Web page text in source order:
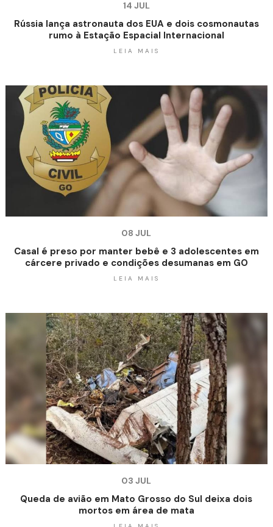
14 JUL
Rússia lança astronauta dos EUA e dois cosmonautas
rumo à Estação Espacial Internacional
LEIA MAIS
08 JUL
Casal é preso por manter bebê e 3 adolescentes em
cárcere privado e condições desumanas em GO
LEIA MAIS
03 JUL
Queda de avião em Mato Grosso do Sul deixa dois
mortos em área de mata